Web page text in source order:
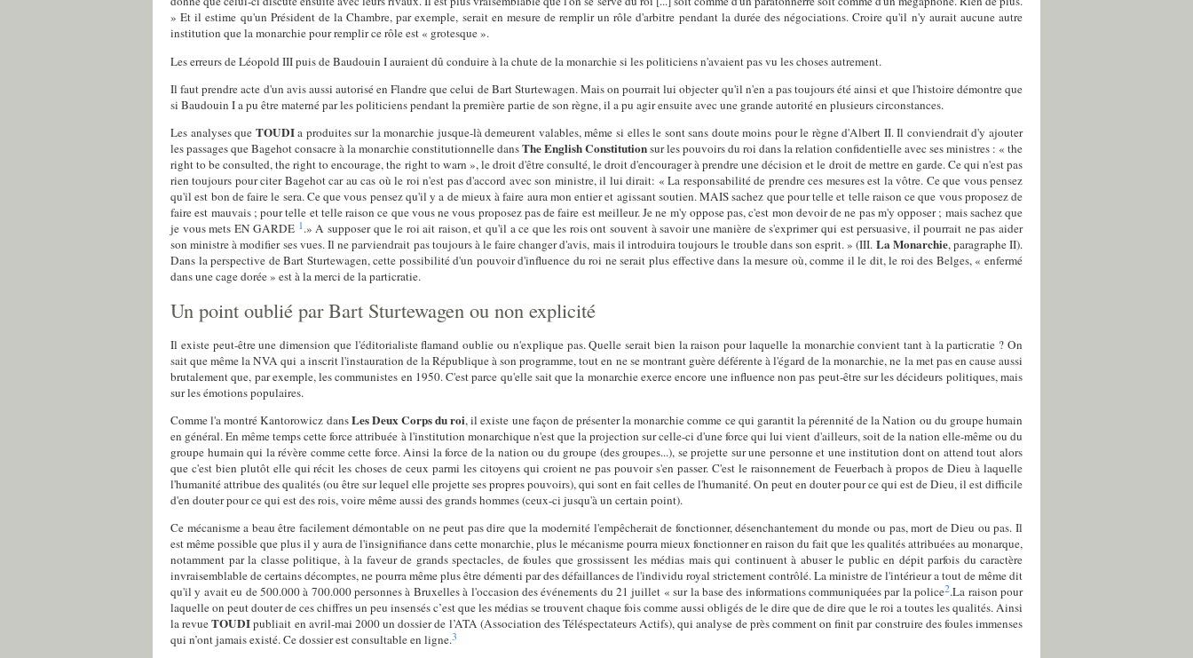
» Et il estime qu'un Président de la Chambre, par exemple, serait en mesure de remplir un rôle d'arbitre pendant la durée des négociations. Croire qu'il n'y aurait aucune autre
institution que la monarchie pour remplir ce rôle est « grotesque ».
Les erreurs de Léopold III puis de Baudouin I auraient dû conduire à la chute de la monarchie si les politiciens n'avaient pas vu les choses autrement.
Il faut prendre acte d'un avis aussi autorisé en Flandre que celui de Bart Sturtewagen. Mais on pourrait lui objecter qu'il n'en a pas toujours été ainsi et que l'histoire démontre que
si Baudouin I a pu être materné par les politiciens pendant la première partie de son règne, il a pu agir ensuite avec une grande autorité en plusieurs circonstances.
Les analyses que TOUDIa produites sur la monarchie jusque-là demeurent valables, même si elles le sont sans doute moins pour le règne d'Albert II. Il conviendrait d'y ajouter
les passages que Bagehot consacre à la monarchie constitutionnelle dansThe English Constitutionsur les pouvoirs du roi dans la relation confidentielle avec ses ministres : « the
right to be consulted, the right to encourage, the right to warn », le droit d'être consulté, le droit d'encourager à prendre une décision et le droit de mettre en garde. Ce qui n'est pas
rien toujours pour citer Bagehot car au cas où le roi n'est pas d'accord avec son ministre, il lui dirait: « La responsabilité de prendre ces mesures est la vôtre. Ce que vous pensez
qu'il est bon de faire le sera. Ce que vous pensez qu'il y a de mieux à faire aura mon entier et agissant soutien. MAIS sachez que pour telle et telle raison ce que vous proposez de
faire est mauvais ; pour telle et telle raison ce que vous ne vous proposez pas de faire est meilleur. Je ne m'y oppose pas, c'est mon devoir de ne pas m'y opposer ; mais sachez que
je vous mets EN GARDE 1.» A supposer que le roi ait raison, et qu'il a ce que les rois ont souvent à savoir une manière de s'exprimer qui est persuasive, il pourrait ne pas aider
son ministre à modifier ses vues. Il ne parviendrait pas toujours à le faire changer d'avis, mais il introduira toujours le trouble dans son esprit. » (III. La Monarchie, paragraphe II).
Dans la perspective de Bart Sturtewagen, cette possibilité d'un pouvoir d'influence du roi ne serait plus effective dans la mesure où, comme il le dit, le roi des Belges, « enfermé
dans une cage dorée » est à la merci de la particratie.
Un point oublié par Bart Sturtewagen ou non explicité
Il existe peut-être une dimension que l'éditorialiste flamand oublie ou n'explique pas. Quelle serait bien la raison pour laquelle la monarchie convient tant à la particratie ? On
sait que même la NVA qui a inscrit l'instauration de la République à son programme, tout en ne se montrant guère déférente à l'égard de la monarchie, ne la met pas en cause aussi
brutalement que, par exemple, les communistes en 1950. C'est parce qu'elle sait que la monarchie exerce encore une influence non pas peut-être sur les décideurs politiques, mais
sur les émotions populaires.
Comme l'a montré Kantorowicz dansLes Deux Corps du roi, il existe une façon de présenter la monarchie comme ce qui garantit la pérennité de la Nation ou du groupe humain
en général. En même temps cette force attribuée à l'institution monarchique n'est que la projection sur celle-ci d'une force qui lui vient d'ailleurs, soit de la nation elle-même ou du
groupe humain qui la révère comme cette force. Ainsi la force de la nation ou du groupe (des groupes...), se projette sur une personne et une institution dont on attend tout alors
que c'est bien plutôt elle qui récit les choses de ceux parmi les citoyens qui croient ne pas pouvoir s'en passer. C'est le raisonnement de Feuerbach à propos de Dieu à laquelle
l'humanité attribue des qualités (ou être sur lequel elle projette ses propres pouvoirs), qui sont en fait celles de l'humanité. On peut en douter pour ce qui est de Dieu, il est difficile
d'en douter pour ce qui est des rois, voire même aussi des grands hommes (ceux-ci jusqu'à un certain point).
Ce mécanisme a beau être facilement démontable on ne peut pas dire que la modernité l'empêcherait de fonctionner, désenchantement du monde ou pas, mort de Dieu ou pas. Il
est même possible que plus il y aura de l'insignifiance dans cette monarchie, plus le mécanisme pourra mieux fonctionner en raison du fait que les qualités attribuées au monarque,
notamment par la classe politique, à la faveur de grands spectacles, de foules que grossissent les médias mais qui continuent à abuser le public en dépit parfois du caractère
invraisemblable de certains décomptes, ne pourra même plus être démenti par des défaillances de l'individu royal strictement contrôlé. La ministre de l'intérieur a tout de même dit
qu'il y avait eu de 500.000 à 700.000 personnes à Bruxelles à l'occasion des événements du 21 juillet « sur la base des informations communiquées par la police2.La raison pour
laquelle on peut douter de ces chiffres un peu insensés c’est que les médias se trouvent chaque fois comme aussi obligés de le dire que de dire que le roi a toutes les qualités. Ainsi
la revueTOUDIpubliait en avril-mai 2000 un dossier de l’ATA (Association des Téléspectateurs Actifs), qui analyse de près comment on finit par construire des foules immenses
qui n’ont jamais existé. Ce dossier est consultable en ligne.3